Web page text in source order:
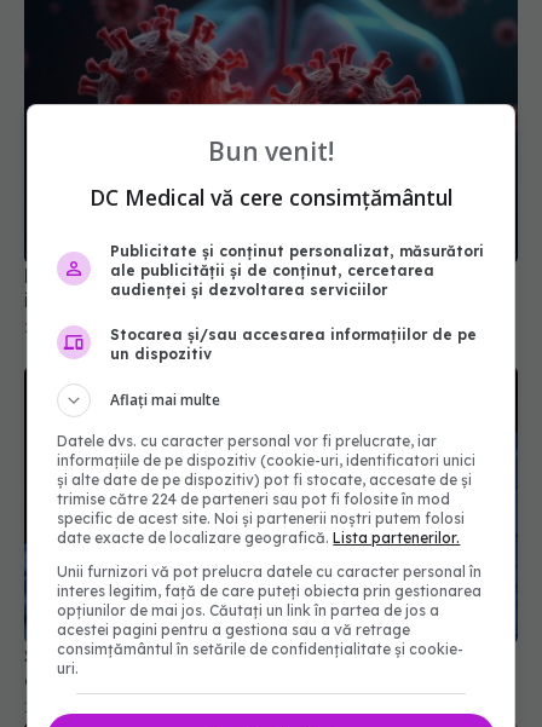
NB.1.8.1, noua variantă COVID care stimulează
infecțiile. Care sunt simptomele
28 mai 2025, 17:14
Studiu NIH: Testele de laborator, incerte pentru
diagnosticul de long-COVID
15 aug 2024, 18:22
Bun venit!
DC Medical vă cere consimțământul
Publicitate și conținut personalizat, măsurători
ale publicității și de conținut, cercetarea
audienței și dezvoltarea serviciilor
Stocarea și/sau accesarea informațiilor de pe
un dispozitiv
Aflați mai multe
Datele dvs. cu caracter personal vor fi prelucrate, iar
informațiile de pe dispozitiv (cookie-uri, identificatori unici
și alte date de pe dispozitiv) pot fi stocate, accesate de și
trimise către 224 de parteneri sau pot fi folosite în mod
specific de acest site. Noi și partenerii noștri putem folosi
date exacte de localizare geografică.Lista partenerilor.
Unii furnizori vă pot prelucra datele cu caracter personal în
interes legitim, față de care puteți obiecta prin gestionarea
opțiunilor de mai jos. Căutați un link în partea de jos a
acestei pagini pentru a gestiona sau a vă retrage
consimțământul în setările de confidențialitate și cookie-
uri.